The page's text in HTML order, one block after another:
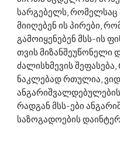
სარგებელს, რომელსაც
მიიღებენ ის პირები,
გამოიყენებენ მსს-ის
თვის მიზანშეუწონელი
ძალისხმევის
ნაკლებად რთულია,
რადგან მსს-ები
საზოგადოების